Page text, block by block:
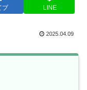
ブ LINE
2025.04.09